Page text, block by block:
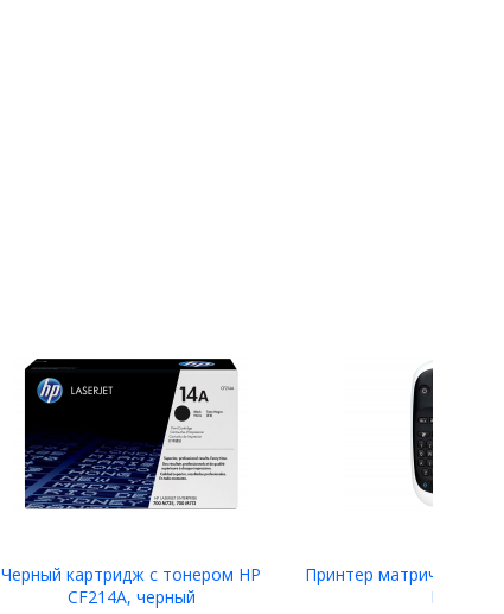
Черный картридж с тонером HP
CF214A, черный
Принтер матричный
LW-400